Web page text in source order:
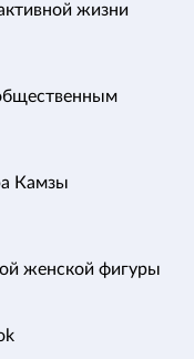
жизни
Камзы
женской фигуры